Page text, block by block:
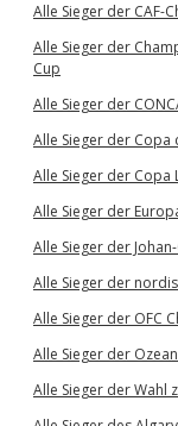
Alle Sieger der CAF-
Alle Sieger der
Cup
Alle Sieger der
Alle Sieger der Copa
Alle Sieger der
Alle Sieger der
Alle Sieger der
Alle Sieger der
Alle Sieger der OFC
Alle Sieger der
Alle Sieger der Wahl